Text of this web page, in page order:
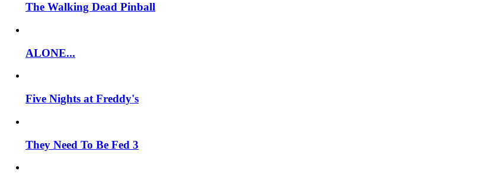
The Walking Dead Pinball
ALONE...
Five Nights at Freddy's
They Need To Be Fed 3